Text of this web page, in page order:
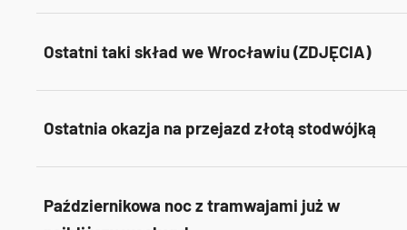
Ostatni taki skład we Wrocławiu (ZDJĘCIA)
Ostatnia okazja na przejazd złotą stodwójką
Październikowa noc z tramwajami już w